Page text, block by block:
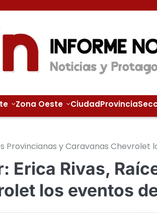
Zona Oeste CiudadProvincia
Provincianas y Caravanas Chevrolet
Erica Rivas,
los eventos